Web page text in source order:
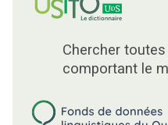
Chercher
comportant le